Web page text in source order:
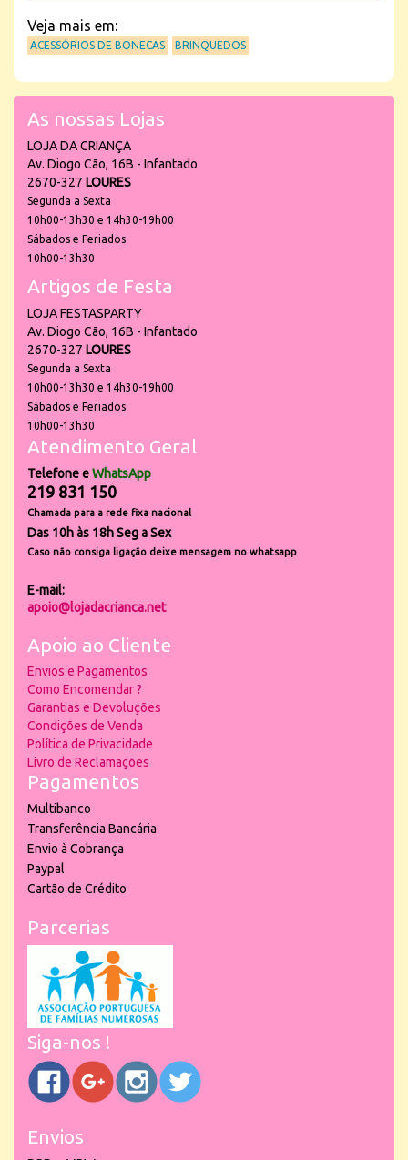
Veja mais em:
ACESSÓRIOS DE BONECAS BRINQUEDOS
As nossas Lojas
LOJA DA CRIANÇA
Av. Diogo Cão, 16B - Infantado
2670-327 LOURES
Segunda a Sexta
10h00-13h30 e 14h30-19h00
Sábados e Feriados
10h00-13h30
Artigos de Festa
LOJA FESTASPARTY
Av. Diogo Cão, 16B - Infantado
2670-327 LOURES
Segunda a Sexta
10h00-13h30 e 14h30-19h00
Sábados e Feriados
10h00-13h30
Atendimento Geral
Telefone eWhatsApp
219 831 150
Chamada para a rede fixa nacional
Das 10h às 18h Seg a Sex
Caso não consiga ligação deixe mensagem no whatsapp
E-mail:
apoio@lojadacrianca.net
Apoio ao Cliente
Envios e Pagamentos
Como Encomendar ?
Garantias e Devoluções
Condições de Venda
Política de Privacidade
Livro de Reclamações
Pagamentos
Multibanco
Transferência Bancária
Envio à Cobrança
Paypal
Cartão de Crédito
Parcerias
Siga-nos !
Envios